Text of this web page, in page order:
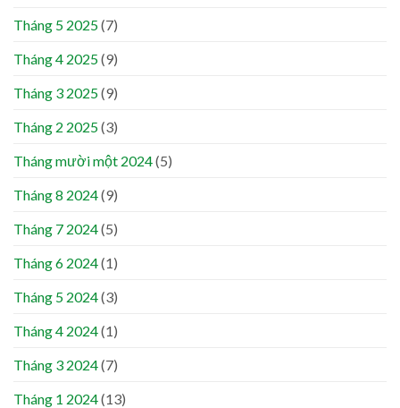
Tháng 5 2025(7)
Tháng 4 2025(9)
Tháng 3 2025(9)
Tháng 2 2025(3)
Tháng mười một 2024(5)
Tháng 8 2024(9)
Tháng 7 2024(5)
Tháng 6 2024(1)
Tháng 5 2024(3)
Tháng 4 2024(1)
Tháng 3 2024(7)
Tháng 1 2024(13)